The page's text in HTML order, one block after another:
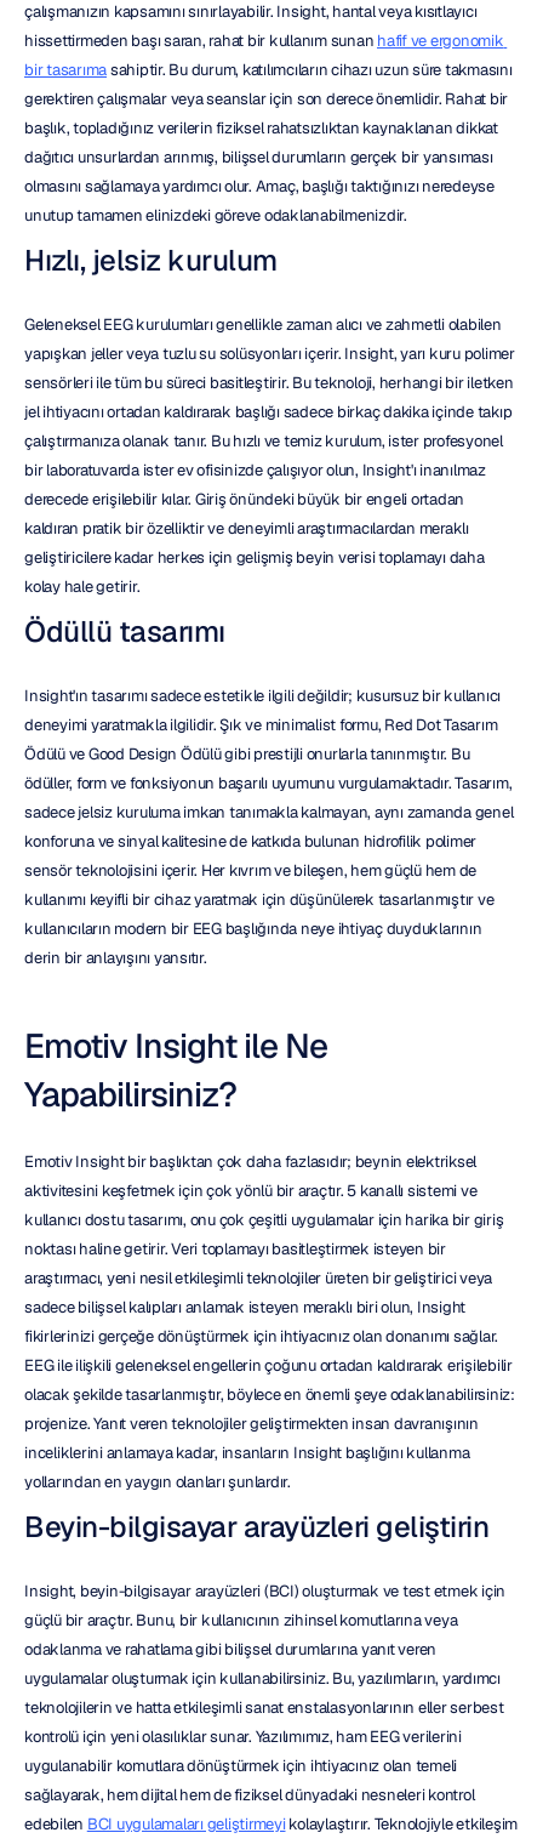
çalışmanızın kapsamını sınırlayabilir. Insight, hantal veya kısıtlayıcı
hissettirmeden başı saran, rahat bir kullanım sunan hafif ve ergonomik
bir tasarıma sahiptir. Bu durum, katılımcıların cihazı uzun süre takmasını
gerektiren çalışmalar veya seanslar için son derece önemlidir. Rahat bir
başlık, topladığınız verilerin fiziksel rahatsızlıktan kaynaklanan dikkat
dağıtıcı unsurlardan arınmış, bilişsel durumların gerçek bir yansıması
olmasını sağlamaya yardımcı olur. Amaç, başlığı taktığınızı neredeyse
unutup tamamen elinizdeki göreve odaklanabilmenizdir.
Hızlı, jelsiz kurulum
Geleneksel EEG kurulumları genellikle zaman alıcı ve zahmetli olabilen
yapışkan jeller veya tuzlu su solüsyonları içerir. Insight, yarı kuru polimer
sensörleri ile tüm bu süreci basitleştirir. Bu teknoloji, herhangi bir iletken
jel ihtiyacını ortadan kaldırarak başlığı sadece birkaç dakika içinde takıp
çalıştırmanıza olanak tanır. Bu hızlı ve temiz kurulum, ister profesyonel
bir laboratuvarda ister ev ofisinizde çalışıyor olun, Insight'ı inanılmaz
derecede erişilebilir kılar. Giriş önündeki büyük bir engeli ortadan
kaldıran pratik bir özelliktir ve deneyimli araştırmacılardan meraklı
geliştiricilere kadar herkes için gelişmiş beyin verisi toplamayı daha
kolay hale getirir.
Ödüllü tasarımı
Insight'ın tasarımı sadece estetikle ilgili değildir; kusursuz bir kullanıcı
deneyimi yaratmakla ilgilidir. Şık ve minimalist formu, Red Dot Tasarım
Ödülü ve Good Design Ödülü gibi prestijli onurlarla tanınmıştır. Bu
ödüller, form ve fonksiyonun başarılı uyumunu vurgulamaktadır. Tasarım,
sadece jelsiz kuruluma imkan tanımakla kalmayan, aynı zamanda genel
konforuna ve sinyal kalitesine de katkıda bulunan hidrofilik polimer
sensör teknolojisini içerir. Her kıvrım ve bileşen, hem güçlü hem de
kullanımı keyifli bir cihaz yaratmak için düşünülerek tasarlanmıştır ve
kullanıcıların modern bir EEG başlığında neye ihtiyaç duyduklarının
derin bir anlayışını yansıtır.
Emotiv Insight ile Ne
Yapabilirsiniz?
Emotiv Insight bir başlıktan çok daha fazlasıdır; beynin elektriksel
aktivitesini keşfetmek için çok yönlü bir araçtır. 5 kanallı sistemi ve
kullanıcı dostu tasarımı, onu çok çeşitli uygulamalar için harika bir giriş
noktası haline getirir. Veri toplamayı basitleştirmek isteyen bir
araştırmacı, yeni nesil etkileşimli teknolojiler üreten bir geliştirici veya
sadece bilişsel kalıpları anlamak isteyen meraklı biri olun, Insight
fikirlerinizi gerçeğe dönüştürmek için ihtiyacınız olan donanımı sağlar.
EEG ile ilişkili geleneksel engellerin çoğunu ortadan kaldırarak erişilebilir
olacak şekilde tasarlanmıştır, böylece en önemli şeye odaklanabilirsiniz:
projenize. Yanıt veren teknolojiler geliştirmekten insan davranışının
inceliklerini anlamaya kadar, insanların Insight başlığını kullanma
yollarından en yaygın olanları şunlardır.
Beyin-bilgisayar arayüzleri geliştirin
Insight, beyin-bilgisayar arayüzleri (BCI) oluşturmak ve test etmek için
güçlü bir araçtır. Bunu, bir kullanıcının zihinsel komutlarına veya
odaklanma ve rahatlama gibi bilişsel durumlarına yanıt veren
uygulamalar oluşturmak için kullanabilirsiniz. Bu, yazılımların, yardımcı
teknolojilerin ve hatta etkileşimli sanat enstalasyonlarının eller serbest
kontrolü için yeni olasılıklar sunar. Yazılımımız, ham EEG verilerini
uygulanabilir komutlara dönüştürmek için ihtiyacınız olan temeli
sağlayarak, hem dijital hem de fiziksel dünyadaki nesneleri kontrol
edebilen BCI uygulamaları geliştirmeyi kolaylaştırır. Teknolojiyle etkileşim